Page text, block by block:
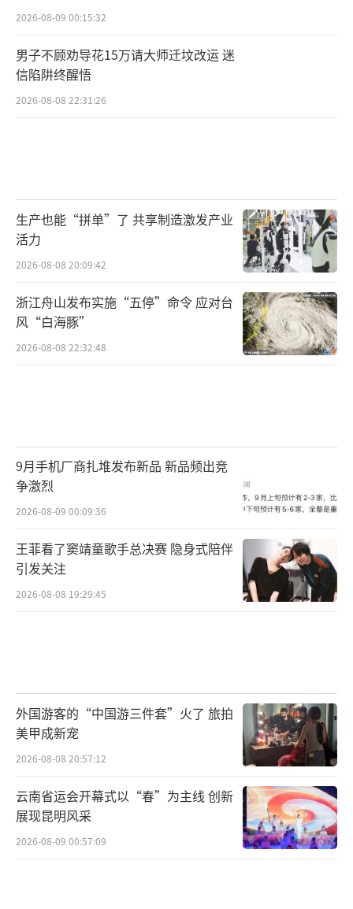
2026-08-09 00:15:32
男子不顾劝导花15万请大师迁坟改运 迷
信陷阱终醒悟
2026-08-08 22:31:26
生产也能“拼单”了 共享制造激发产业
活力
2026-08-08 20:09:42
浙江舟山发布实施“五停”命令 应对台
风“白海豚”
2026-08-08 22:32:48
9月手机厂商扎堆发布新品 新品频出竞
争激烈
2026-08-09 00:09:36
王菲看了窦靖童歌手总决赛 隐身式陪伴
引发关注
2026-08-08 19:29:45
外国游客的“中国游三件套”火了 旅拍
美甲成新宠
2026-08-08 20:57:12
云南省运会开幕式以“春”为主线 创新
展现昆明风采
2026-08-09 00:57:09